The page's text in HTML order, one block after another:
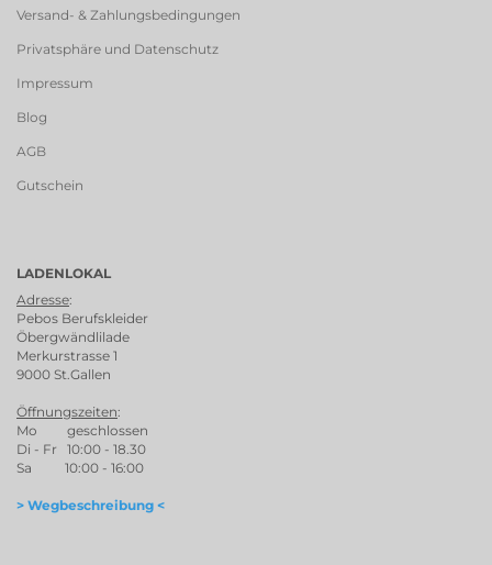
Versand- & Zahlungsbedingungen
Privatsphäre und Datenschutz
Impressum
Blog
AGB
Gutschein
LADENLOKAL
Adresse:
Pebos Berufskleider
Öbergwändlilade
Merkurstrasse 1
9000 St.Gallen
Öffnungszeiten:
Mo geschlossen
Di - Fr 10:00 - 18.30
Sa 10:00 - 16:00
> Wegbeschreibung <